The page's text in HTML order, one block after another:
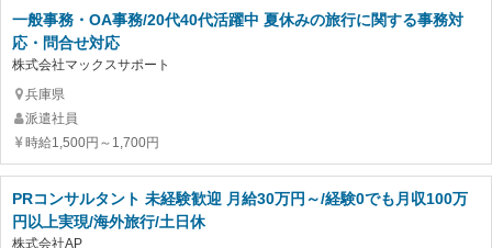
一般事務・OA事務/20代40代活躍中 夏休みの旅行に関する事務対
応・問合せ対応
株式会社マックスサポート
兵庫県
派遣社員
時給1,500円～1,700円
PRコンサルタント 未経験歓迎 月給30万円～/経験0でも月収100万
円以上実現/海外旅行/土日休
株式会社AP